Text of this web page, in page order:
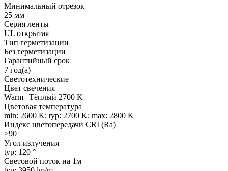
Минимальный отрезок
25 мм
Серия ленты
UL открытая
Тип герметизации
Без герметизации
Гарантийный срок
7 год(а)
Светотехнические
Цвет свечения
Warm | Тёплый 2700 K
Цветовая температура
min: 2600 K; typ: 2700 K; max: 2800 K
Индекс цветопередачи CRI (Ra)
>90
Угол излучения
typ: 120 °
Световой поток на 1м